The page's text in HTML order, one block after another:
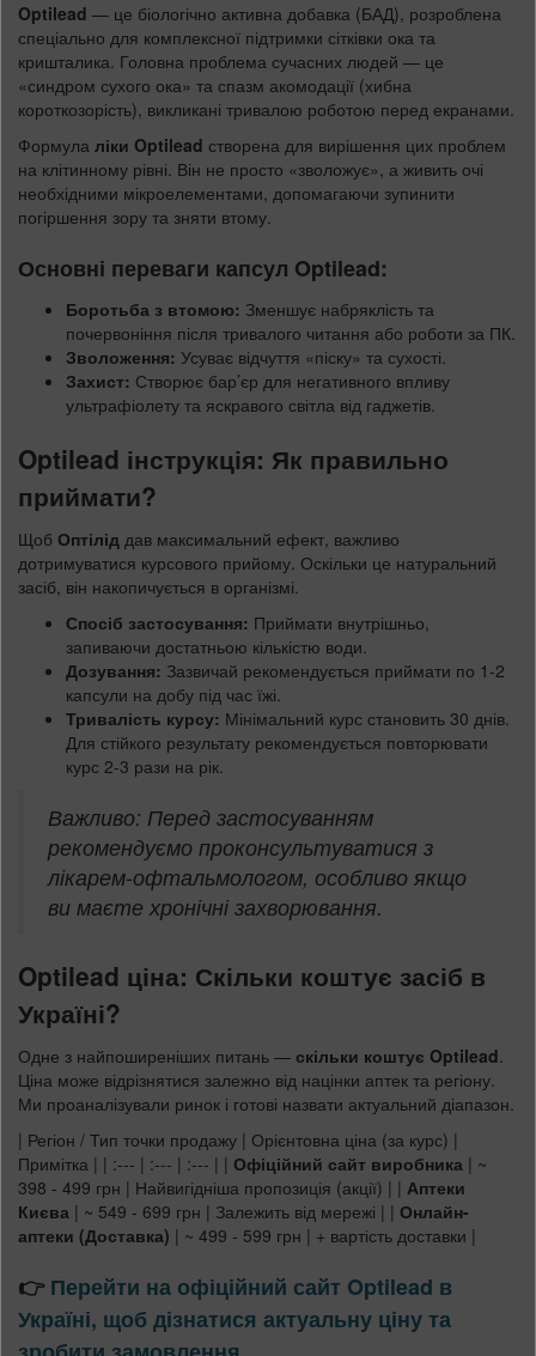
Optilead — це біологічно активна добавка (БАД), розроблена
спеціально для комплексної підтримки сітківки ока та
кришталика. Головна проблема сучасних людей — це
«синдром сухого ока» та спазм акомодації (хибна
короткозорість), викликані тривалою роботою перед екранами.
Формула ліки Optilead створена для вирішення цих проблем
на клітинному рівні. Він не просто «зволожує», а живить очі
необхідними мікроелементами, допомагаючи зупинити
погіршення зору та зняти втому.
Основні переваги капсул Optilead:
Боротьба з втомою: Зменшує набряклість та
почервоніння після тривалого читання або роботи за ПК.
Зволоження: Усуває відчуття «піску» та сухості.
Захист: Створює бар’єр для негативного впливу
ультрафіолету та яскравого світла від гаджетів.
Optilead інструкція: Як правильно
приймати?
Щоб Оптілід дав максимальний ефект, важливо
дотримуватися курсового прийому. Оскільки це натуральний
засіб, він накопичується в організмі.
Спосіб застосування: Приймати внутрішньо,
запиваючи достатньою кількістю води.
Дозування: Зазвичай рекомендується приймати по 1-2
капсули на добу під час їжі.
Тривалість курсу: Мінімальний курс становить 30 днів.
Для стійкого результату рекомендується повторювати
курс 2-3 рази на рік.
Важливо: Перед застосуванням
рекомендуємо проконсультуватися з
лікарем-офтальмологом, особливо якщо
ви маєте хронічні захворювання.
Optilead ціна: Скільки коштує засіб в
Україні?
Одне з найпоширеніших питань — скільки коштує Optilead.
Ціна може відрізнятися залежно від націнки аптек та регіону.
Ми проаналізували ринок і готові назвати актуальний діапазон.
| Регіон / Тип точки продажу | Орієнтовна ціна (за курс) |
Примітка | | :--- | :--- | :--- | | Офіційний сайт виробника | ~
398 - 499 грн | Найвигідніша пропозиція (акції) | | Аптеки
Києва | ~ 549 - 699 грн | Залежить від мережі | | Онлайн-
аптеки (Доставка) | ~ 499 - 599 грн | + вартість доставки |
👉Перейти на офіційний сайт Optilead в
Україні, щоб дізнатися актуальну ціну та